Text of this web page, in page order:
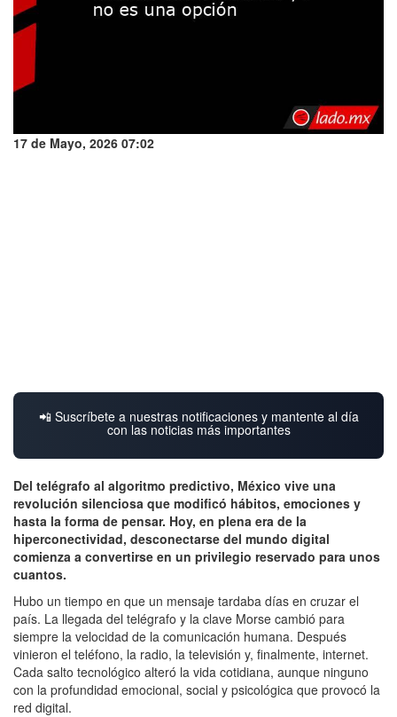
17 de Mayo, 2026 07:02
📲 Suscríbete a nuestras notificaciones y mantente al día
con las noticias más importantes
Del telégrafo al algoritmo predictivo, México vive una
revolución silenciosa que modificó hábitos, emociones y
hasta la forma de pensar. Hoy, en plena era de la
hiperconectividad, desconectarse del mundo digital
comienza a convertirse en un privilegio reservado para unos
cuantos.
Hubo un tiempo en que un mensaje tardaba días en cruzar el
país. La llegada del telégrafo y la clave Morse cambió para
siempre la velocidad de la comunicación humana. Después
vinieron el teléfono, la radio, la televisión y, finalmente, internet.
Cada salto tecnológico alteró la vida cotidiana, aunque ninguno
con la profundidad emocional, social y psicológica que provocó la
red digital.